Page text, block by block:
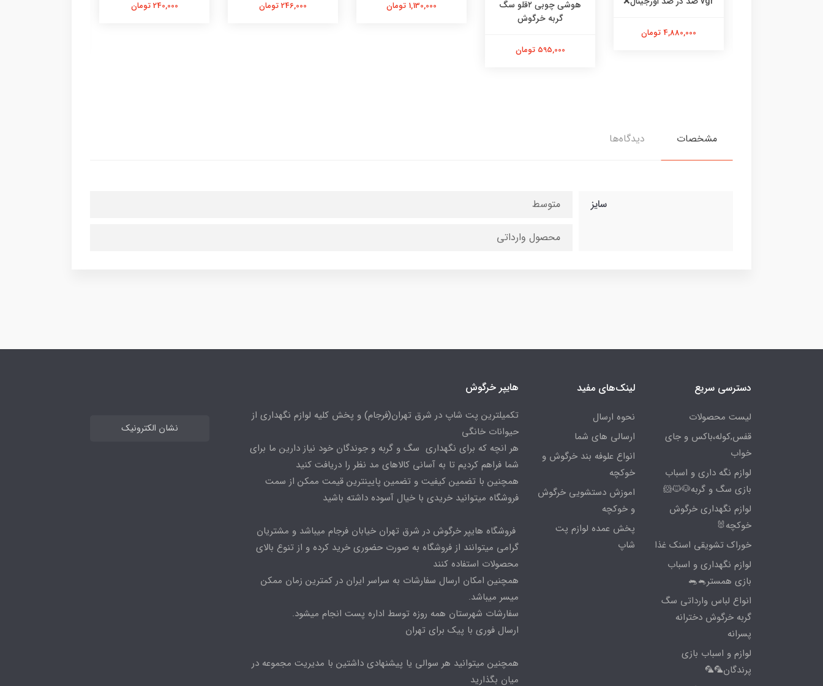
4,880,000 تومان
هوشی چوبی ۲قلو سگ
گربه خرگوش
595,000 تومان
1,130,000 تومان 246,000 تومان 240,000 تومان
مشخصات دیدگاه‌ها
سایز متوسط
محصول وارداتی
دسترسی سریع
لیست محصولات
قفس,کوله،باکس و جای
خواب
لوازم نگه داری و اسباب
بازی سگ و گربه🐶🐱🐹
لوازم نگهداری خرگوش
خوکچه🐰
خوراک تشویقی اسنک غذا
لوازم نگهداری و اسباب
بازی همستر🐁🐀
انواع لباس وارداتی سگ
گربه خرگوش دخترانه
پسرانه
لوازم و اسباب بازی
پرندگان🦜🦜
لینک‌های مفید
نحوه ارسال
ارسالی های شما
انواع علوفه بند خرگوش و
خوکچه
اموزش دستشویی خرگوش
و خوکچه
پخش عمده لوازم پت
شاپ
هایپر خرگوش
تکمیلترین پت شاپ در شرق تهران(فرجام) و پخش کلیه لوازم نگهداری از
حیوانات خانگی
هر انچه که برای نگهداری سگ و گربه و جوندگان خود نیاز دارین ما برای
شما فراهم کردیم تا به آسانی کالاهای مد نظر را دریافت کنید
همچنین با تضمین کیفیت و تضمین پایینترین قیمت ممکن از سمت
فروشگاه میتوانید خریدی با خیال آسوده داشته باشید
فروشگاه هایپر خرگوش در شرق تهران خیابان فرجام میباشد و مشتریان
گرامی میتوانند از فروشگاه به صورت حضوری خرید کرده و از تنوع بالای
محصولات استفاده کنند
همچنین امکان ارسال سفارشات به سراسر ایران در کمترین زمان ممکن
میسر میباشد.
سفارشات شهرستان همه روزه توسط اداره پست انجام میشود.
ارسال فوری با پیک برای تهران
همچنین میتوانید هر سوالی یا پیشنهادی داشتین با مدیریت مجموعه در
میان بگذارید
نشان الکترونیک